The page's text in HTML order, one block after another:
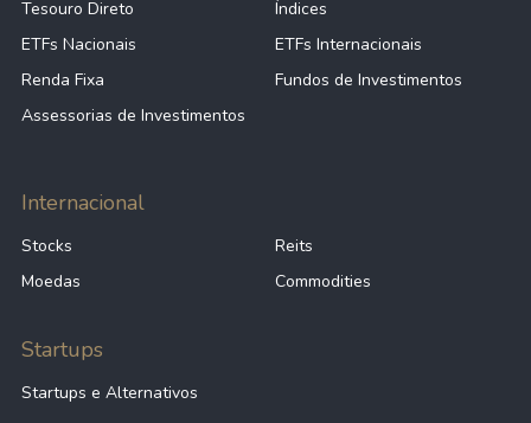
Tesouro Direto
Índices
ETFs Nacionais
ETFs Internacionais
Renda Fixa
Fundos de Investimentos
Assessorias de Investimentos
Internacional
Stocks
Reits
Moedas
Commodities
Startups
Startups e Alternativos